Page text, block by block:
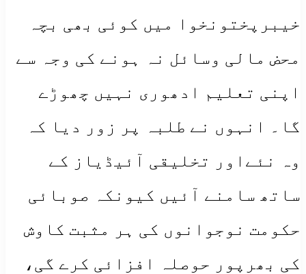
خیبرپختونخوا میں کوئی بھی بچہ
محض مالی وسائل نہ ہونے کی وجہ سے
اپنی تعلیم ادھوری نہیں چھوڑے
گا۔ انہوں نے طلبہ پر زور دیا کہ
وہ نئےاور تخلیقی آئیڈیاز کے
ساتھ سامنے آئیں کیونکہ صوبائی
حکومت نوجوانوں کی ہر مثبت کاوش
کی بھرپور حوصلہ افزائی کرے گی،